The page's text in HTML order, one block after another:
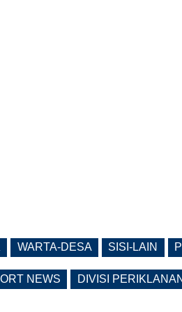
WARTA-DESA SISI-LAIN
NEWS DIVISI